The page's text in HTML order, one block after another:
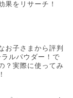
果をリサーチ！
お子さまから評判
ルパウダー！で
？実際に使ってみ